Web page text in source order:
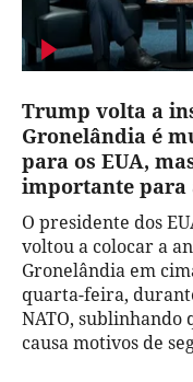
Trump volta a
Gronelândia é
para os EUA,
importante para
O presidente dos
voltou a colocar a
Gronelândia em
quarta-feira,
NATO, sublinhando
causa motivos de